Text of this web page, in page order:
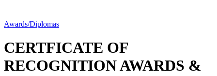
Awards/Diplomas
CERTFICATE OF
RECOGNITION AWARDS &